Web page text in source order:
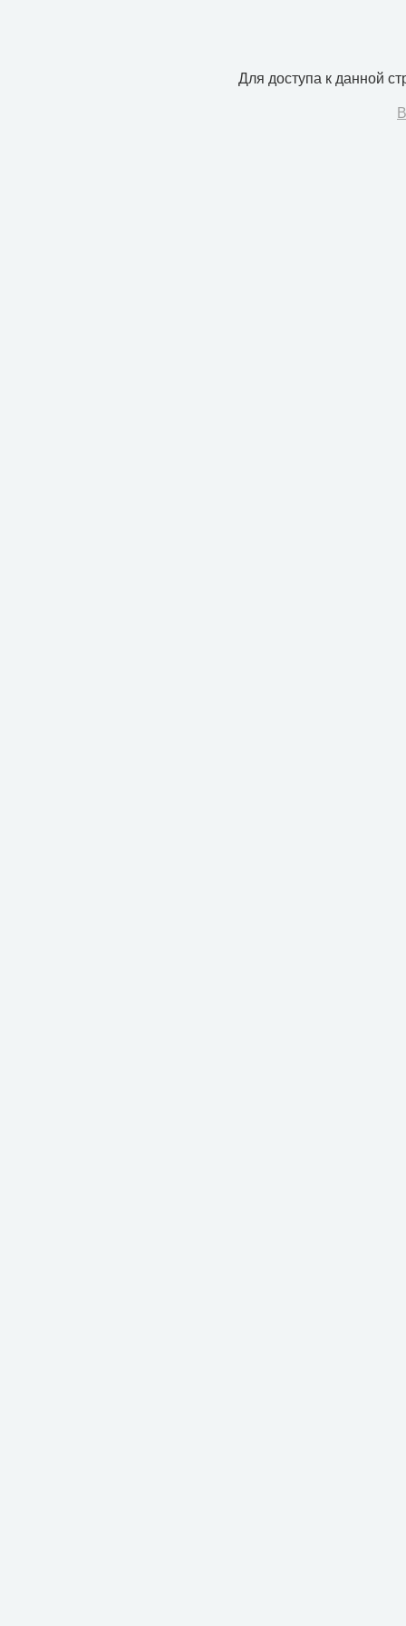
Для доступа к данной